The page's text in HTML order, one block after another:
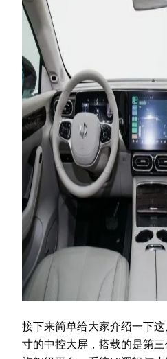
接下来简单给大家介绍一下
寸的中控大屏，搭载的是第